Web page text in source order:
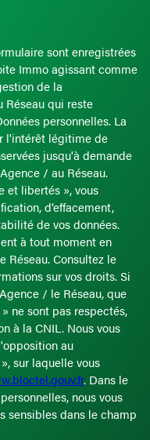
sont enregistrées
Immo agissant comme
de la
qui reste
personnelles. La
l'intérêt légitime de
jusqu'à demande
/ au Réseau.
et libertés », vous
d’effacement,
de vos données.
à tout moment en
Réseau. Consultez le
sur vos droits. Si
/ le Réseau, que
ne sont pas respectés,
à la CNIL. Nous vous
au
sur laquelle vous
. Dans le
nous vous
sensibles dans le champ